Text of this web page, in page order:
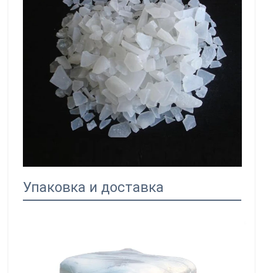
Упаковка и доставка